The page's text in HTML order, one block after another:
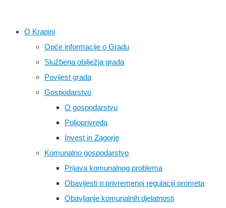
O Krapini
Opće informacije o Gradu
Službena obilježja grada
Povijest grada
Gospodarstvo
O gospodarstvu
Poljoprivreda
Invest in Zagorje
Komunalno gospodarstvo
Prijava komunalnog problema
Obavijesti o privremenoj regulaciji prometa
Obavljanje komunalnih djelatnosti